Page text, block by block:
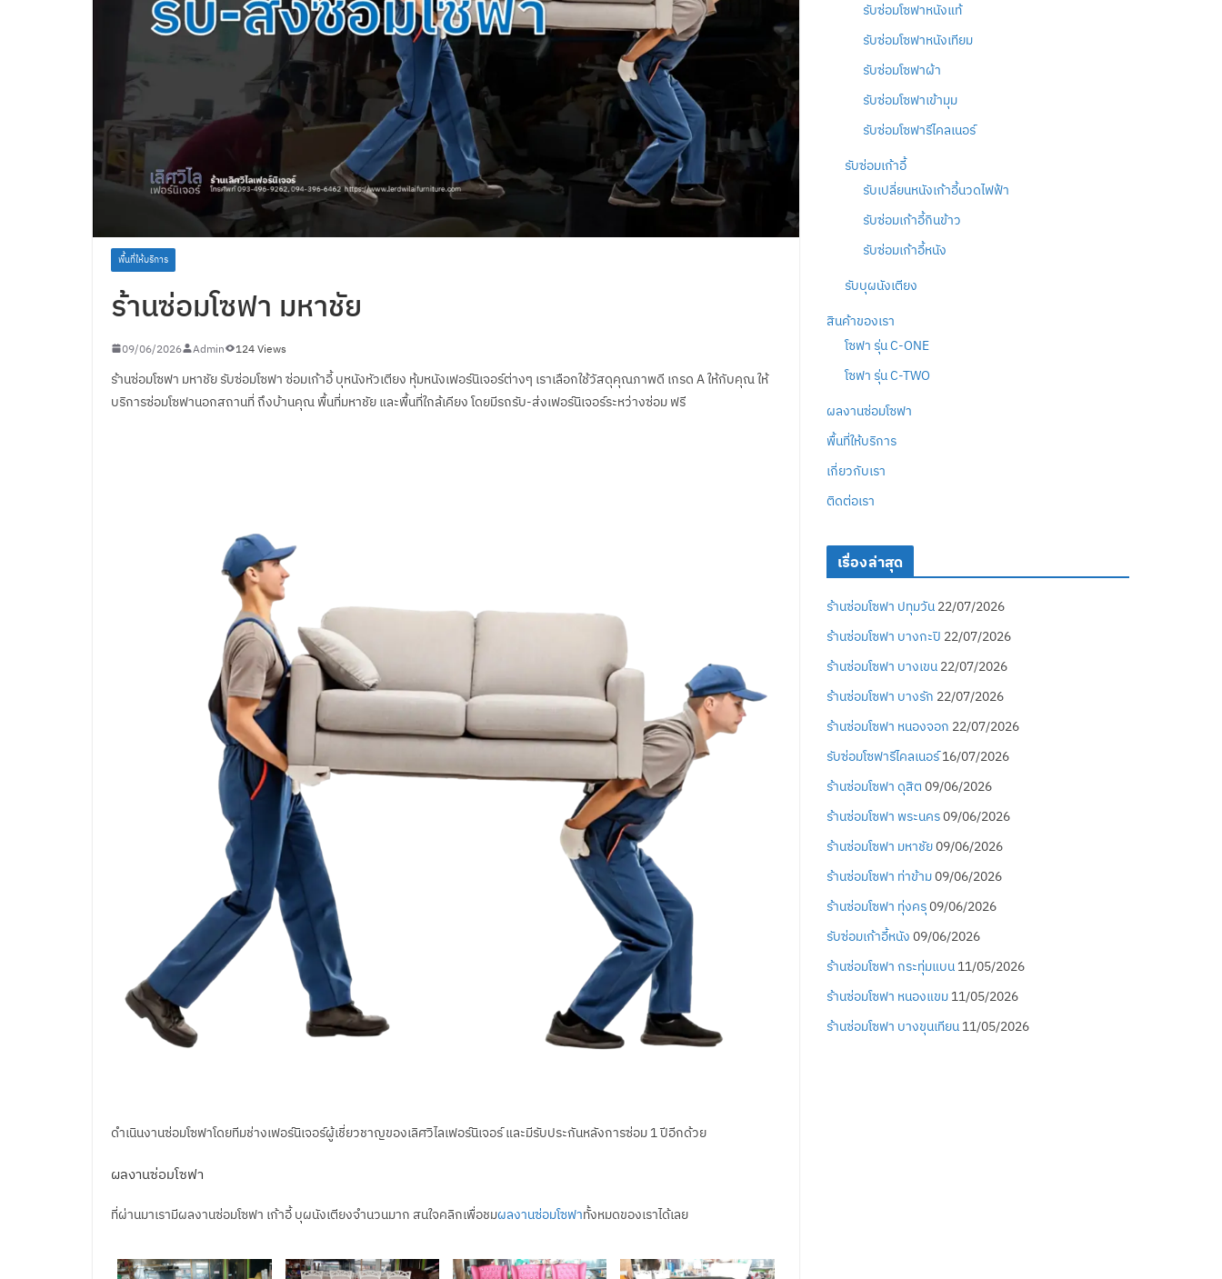
พื้นที่ให้บริการ
ร้านซ่อมโซฟา มหาชัย
09/06/2026 Admin 124 Views
ร้านซ่อมโซฟา มหาชัย รับซ่อมโซฟา ซ่อมเก้าอี้ บุหนังหัวเตียง หุ้มหนังเฟอร์นิเจอร์ต่างๆ เราเลือกใช้วัสดุคุณภาพดี เกรด A ให้กับคุณ ให้
บริการซ่อมโซฟานอกสถานที่ ถึงบ้านคุณ พื้นที่มหาชัย และพื้นที่ใกล้เคียง โดยมีรถรับ-ส่งเฟอร์นิเจอร์ระหว่างซ่อม ฟรี
ดำเนินงานซ่อมโซฟาโดยทีมช่างเฟอร์นิเจอร์ผู้เชี่ยวชาญของเลิศวิไลเฟอร์นิเจอร์ และมีรับประกันหลังการซ่อม 1 ปีอีกด้วย
ผลงานซ่อมโซฟา
ที่ผ่านมาเรามีผลงานซ่อมโซฟา เก้าอี้ บุผนังเตียงจำนวนมาก สนใจคลิกเพื่อชมผลงานซ่อมโซฟาทั้งหมดของเราได้เลย
รับซ่อมโซฟาหนังแท้
รับซ่อมโซฟาหนังเทียม
รับซ่อมโซฟาผ้า
รับซ่อมโซฟาเข้ามุม
รับซ่อมโซฟารีไคลเนอร์
รับซ่อมเก้าอี้
รับเปลี่ยนหนังเก้าอี้นวดไฟฟ้า
รับซ่อมเก้าอี้กินข้าว
รับซ่อมเก้าอี้หนัง
รับบุผนังเตียง
สินค้าของเรา
โซฟา รุ่น C-ONE
โซฟา รุ่น C-TWO
ผลงานซ่อมโซฟา
พื้นที่ให้บริการ
เกี่ยวกับเรา
ติดต่อเรา
เรื่องล่าสุด
ร้านซ่อมโซฟา ปทุมวัน 22/07/2026
ร้านซ่อมโซฟา บางกะปิ 22/07/2026
ร้านซ่อมโซฟา บางเขน 22/07/2026
ร้านซ่อมโซฟา บางรัก 22/07/2026
ร้านซ่อมโซฟา หนองจอก 22/07/2026
รับซ่อมโซฟารีไคลเนอร์ 16/07/2026
ร้านซ่อมโซฟา ดุสิต 09/06/2026
ร้านซ่อมโซฟา พระนคร09/06/2026
ร้านซ่อมโซฟา มหาชัย09/06/2026
ร้านซ่อมโซฟา ท่าข้าม09/06/2026
ร้านซ่อมโซฟา ทุ่งครุ09/06/2026
รับซ่อมเก้าอี้หนัง 09/06/2026
ร้านซ่อมโซฟา กระทุ่มแบน 11/05/2026
ร้านซ่อมโซฟา หนองแขม 11/05/2026
ร้านซ่อมโซฟา บางขุนเทียน 11/05/2026